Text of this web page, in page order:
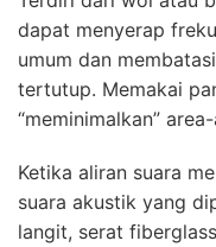
dapat menyerap
umum dan
tertutup. Memakai
“meminimalkan”
Ketika aliran suara
suara akustik yang
langit, serat